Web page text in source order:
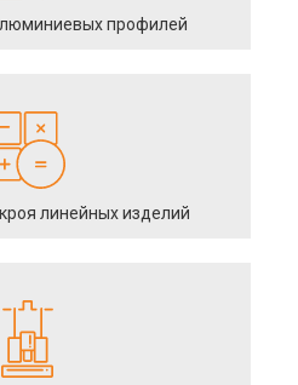
профилей
линейных изделий